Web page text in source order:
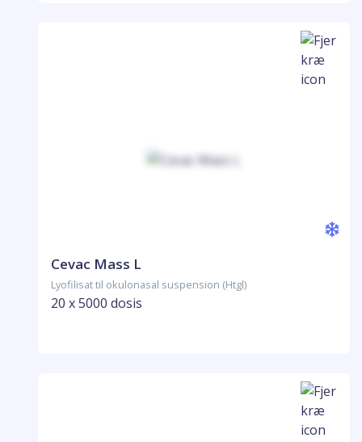
Cevac Mass L
Lyofilisat til okulonasal suspension (Htgl)
20 x 5000 dosis